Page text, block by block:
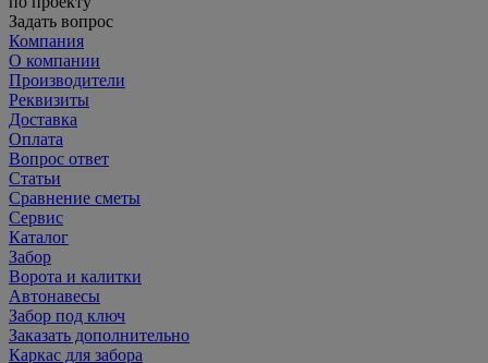
Задать вопрос
Компания
О компании
Производители
Реквизиты
Доставка
Оплата
Вопрос ответ
Статьи
Сравнение сметы
Сервис
Каталог
Забор
Ворота и калитки
Автонавесы
Забор под ключ
Заказать дополнительно
Каркас для забора